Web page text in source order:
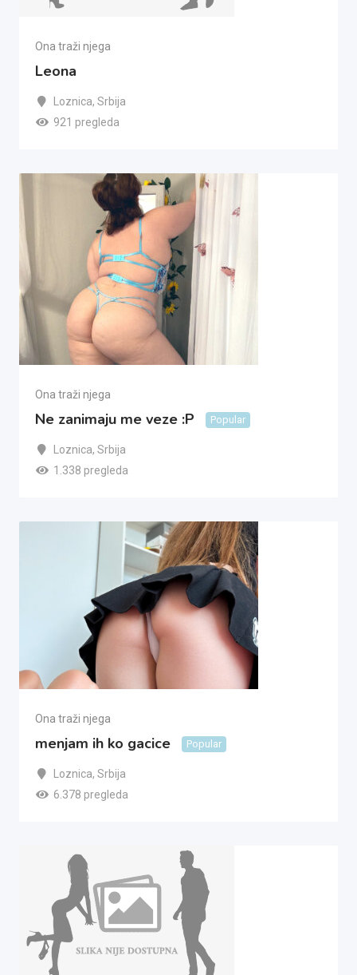
Ona traži njega
Leona
Loznica, Srbija
921 pregleda
Ona traži njega
Ne zanimaju me veze :P Popular
Loznica, Srbija
1.338 pregleda
Ona traži njega
menjam ih ko gacice Popular
Loznica, Srbija
6.378 pregleda